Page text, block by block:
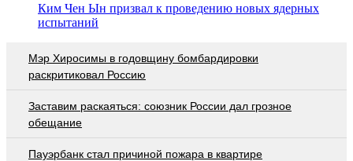
Ким Чен Ын призвал к проведению новых ядерных
испытаний
Мэр Хиросимы в годовщину бомбардировки
раскритиковал Россию
Заставим раскаяться: союзник России дал грозное
обещание
Пауэрбанк стал причиной пожара в квартире